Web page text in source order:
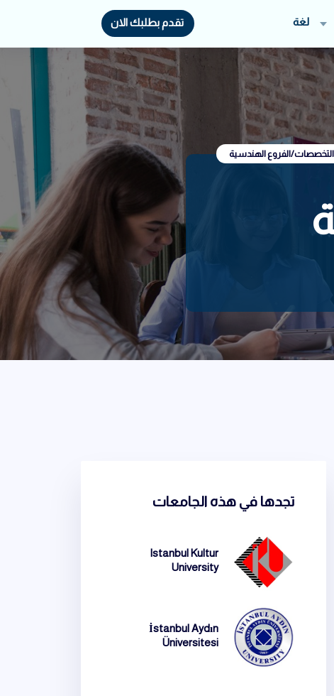
لغة تقدم بطلبك الان
التخصصات/الفروع الهندسية
تجدها في هذه الجامعات
Istanbul Kultur
University
İstanbul Aydın
Üniversitesi